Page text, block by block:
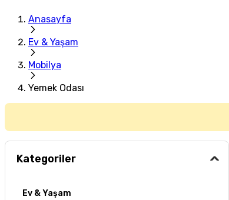
Anasayfa
Ev & Yaşam
Mobilya
Yemek Odası
Kategoriler
Ev & Yaşam